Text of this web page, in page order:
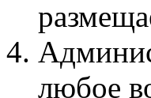
любое